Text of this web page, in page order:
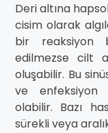
Deri altına
cisim olarak
bir reaksiyon
edilmezse cilt
oluşabilir. Bu
ve enfeksiyon
olabilir. Bazı
sürekli veya